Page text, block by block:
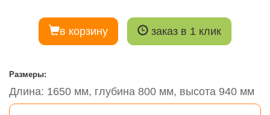
в корзину заказ в 1 клик
Размеры:
Длина: 1650 мм, глубина 800 мм, высота 940 мм